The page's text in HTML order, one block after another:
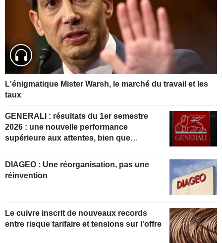
L'énigmatique Mister Warsh, le marché du travail et les
taux
GENERALI : résultats du 1er semestre
2026 : une nouvelle performance
supérieure aux attentes, bien que
DIAGEO : Une réorganisation, pas une
réinvention
Le cuivre inscrit de nouveaux records
entre risque tarifaire et tensions sur l'offre